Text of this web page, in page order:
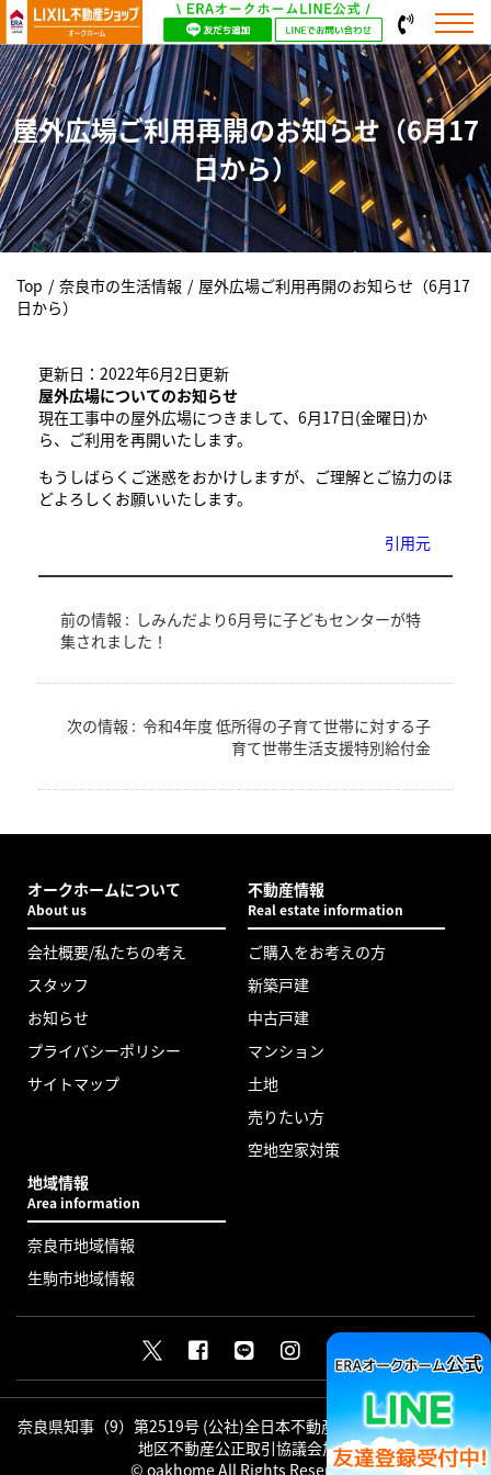
屋外広場ご利用再開のお知らせ（6月17
日から）
Top / 奈良市の生活情報 / 屋外広場ご利用再開のお知らせ（6月17
日から）
更新日：2022年6月2日更新
屋外広場についてのお知らせ
現在工事中の屋外広場につきまして、6月17日(金曜日)か
ら、ご利用を再開いたします。
もうしばらくご迷惑をおかけしますが、ご理解とご協力のほ
どよろしくお願いいたします。
引用元
前の情報 : しみんだより6月号に子どもセンターが特
集されました！
次の情報 : 令和4年度 低所得の子育て世帯に対する子
育て世帯生活支援特別給付金
オークホームについて
About us
会社概要/私たちの考え
スタッフ
お知らせ
プライバシーポリシー
サイトマップ
不動産情報
Real estate information
ご購入をお考えの方
新築戸建
中古戸建
マンション
土地
売りたい方
空地空家対策
地域情報
Area information
奈良市地域情報
生駒市地域情報
奈良県知事（9）第2519号 (公社)全日本不動産協会会員 (公社)近畿
地区不動産公正取引協議会加盟
© oakhome All Rights Reserved.